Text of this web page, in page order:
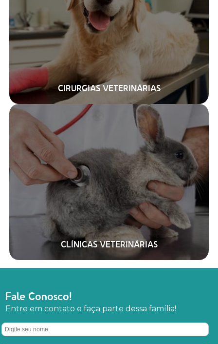
CIRURGIAS VETERINÁRIAS
CLÍNICAS VETERINÁRIAS
Fale Conosco!
Entre em contato e faça parte dessa família!